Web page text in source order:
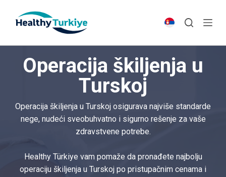
p
Operacija škiljenja u
Turskoj
Operacija škiljenja u Turskoj osigurava najviše standarde
nege, nudeći sveobuhvatno i sigurno rešenje za vaše
zdravstvene potrebe.
Healthy Türkiye vam pomaže da pronađete najbolju
operaciju škiljenja u Turskoj po pristupačnim cenama i